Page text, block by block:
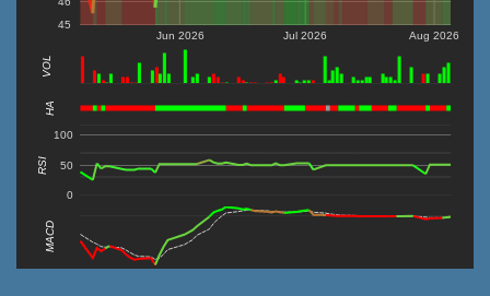
Jun 2026 Jul 2026 Aug 2026
45
VOL
HA
0
50
100
RSI
MACD